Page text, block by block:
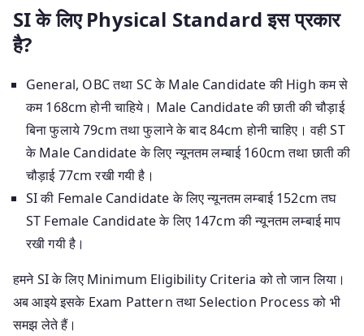
SI के लिए Physical Standard इस प्रकार
है?
General, OBC तथा SC के Male Candidate की High कम से
कम 168cm होनी चाहिये। Male Candidate की छाती की चौड़ाई
बिना फुलाये 79cm तथा फुलाने के बाद 84cm होनी चाहिए। वही ST
के Male Candidate के लिए न्यूनतम लम्बाई 160cm तथा छाती की
चौड़ाई 77cm रखी गयी है।
SI की Female Candidate के लिए न्यूनतम लम्बाई 152cm तघ
ST Female Candidate के लिए 147cm की न्यूनतम लम्बाई माप
रखी गयी है।
हमने SI के लिए Minimum Eligibility Criteria को तो जान लिया।
अब आइये इसके Exam Pattern तथा Selection Process को भी
समझ लेते हैं।